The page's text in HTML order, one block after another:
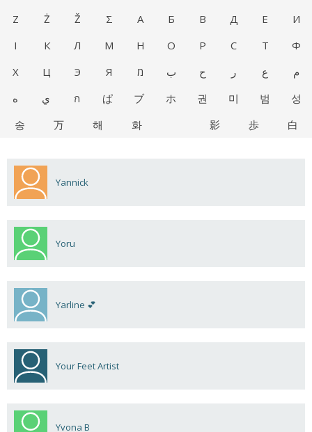
Z
Ż Ž Σ А Б В Д Е
И
І
К Л М Н О Р С Т
Ф
Х
Ц Э Я מ ب ح ر ع
م
ه
ي ก ぱ ブ ホ 권 미 범
성
송
万 해 화 影 歩 白
Yannick
Yoru
Yarline 💕
Your Feet Artist
Yvona B